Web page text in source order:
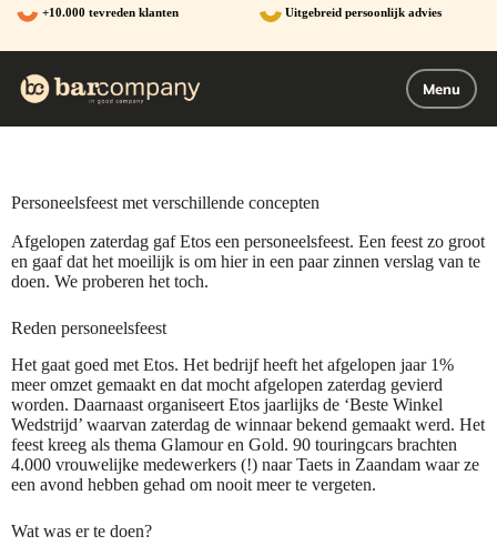
Ga
naar
de
Menu
+10.000 tevreden klanten Uitgebreid persoonlijk advies
Personeelsfeest met verschillende concepten
Afgelopen zaterdag gaf Etos een personeelsfeest. Een feest zo groot
en gaaf dat het moeilijk is om hier in een paar zinnen verslag van te
doen. We proberen het toch.
Reden personeelsfeest
Het gaat goed met Etos. Het bedrijf heeft het afgelopen jaar 1%
meer omzet gemaakt en dat mocht afgelopen zaterdag gevierd
worden. Daarnaast organiseert Etos jaarlijks de ‘Beste Winkel
Wedstrijd’ waarvan zaterdag de winnaar bekend gemaakt werd. Het
feest kreeg als thema Glamour en Gold. 90 touringcars brachten
4.000 vrouwelijke medewerkers (!) naar Taets in Zaandam waar ze
een avond hebben gehad om nooit meer te vergeten.
Wat was er te doen?